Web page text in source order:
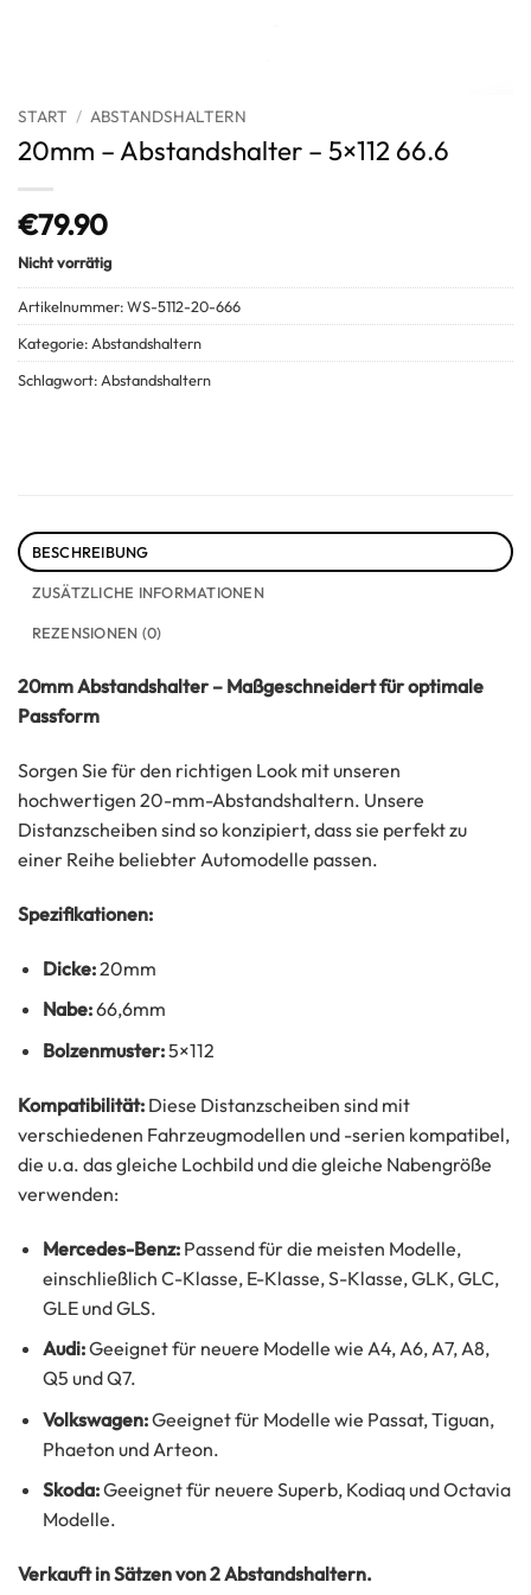
START / ABSTANDSHALTERN
20mm – Abstandshalter – 5×112 66.6
€79.90
Nicht vorrätig
Artikelnummer:WS-5112-20-666
Kategorie: Abstandshaltern
Schlagwort: Abstandshaltern
BESCHREIBUNG
ZUSÄTZLICHE INFORMATIONEN
REZENSIONEN (0)
20mm Abstandshalter – Maßgeschneidert für optimale
Passform
Sorgen Sie für den richtigen Look mit unseren
hochwertigen 20-mm-Abstandshaltern. Unsere
Distanzscheiben sind so konzipiert, dass sie perfekt zu
einer Reihe beliebter Automodelle passen.
Spezifikationen:
Dicke:20mm
Nabe:66,6mm
Bolzenmuster:5×112
Kompatibilität: Diese Distanzscheiben sind mit
verschiedenen Fahrzeugmodellen und -serien kompatibel,
die u.a. das gleiche Lochbild und die gleiche Nabengröße
verwenden:
Mercedes-Benz:Passend für die meisten Modelle,
einschließlich C-Klasse, E-Klasse, S-Klasse, GLK, GLC,
GLE und GLS.
Audi:Geeignet für neuere Modelle wie A4, A6, A7, A8,
Q5 und Q7.
Volkswagen:Geeignet für Modelle wie Passat, Tiguan,
Phaeton und Arteon.
Skoda:Geeignet für neuere Superb, Kodiaq und Octavia
Modelle.
Verkauft in Sätzen von 2 Abstandshaltern.